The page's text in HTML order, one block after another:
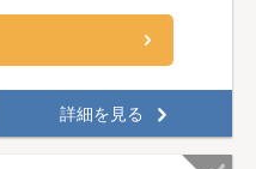
詳細を見る